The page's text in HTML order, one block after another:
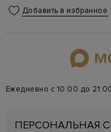
Добавить в избранное
Ежедневно с 10:00 до
ПЕРСОНАЛЬНАЯ